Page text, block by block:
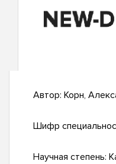
Автор: Корн,
Шифр
Научная степень: